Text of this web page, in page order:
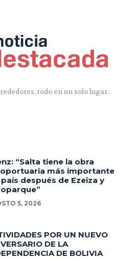
todo en un solo lugar.
“Salta tiene la obra
más importante
después de Ezeiza y
5, 2026
POR UN NUEVO
DE LA
DE BOLIVIA